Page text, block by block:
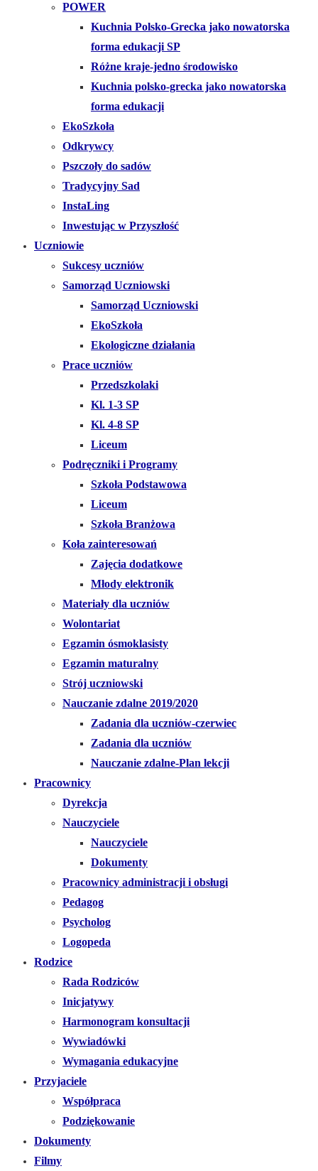
POWER
Kuchnia Polsko-Grecka jako nowatorska
forma edukacji SP
Różne kraje-jedno środowisko
Kuchnia polsko-grecka jako nowatorska
forma edukacji
EkoSzkoła
Odkrywcy
Pszczoły do sadów
Tradycyjny Sad
InstaLing
Inwestując w Przyszłość
Uczniowie
Sukcesy uczniów
Samorząd Uczniowski
Samorząd Uczniowski
EkoSzkoła
Ekologiczne działania
Prace uczniów
Przedszkolaki
Kl. 1-3 SP
Kl. 4-8 SP
Liceum
Podręczniki i Programy
Szkoła Podstawowa
Liceum
Szkoła Branżowa
Koła zainteresowań
Zajęcia dodatkowe
Młody elektronik
Materiały dla uczniów
Wolontariat
Egzamin ósmoklasisty
Egzamin maturalny
Strój uczniowski
Nauczanie zdalne 2019/2020
Zadania dla uczniów-czerwiec
Zadania dla uczniów
Nauczanie zdalne-Plan lekcji
Pracownicy
Dyrekcja
Nauczyciele
Nauczyciele
Dokumenty
Pracownicy administracji i obsługi
Pedagog
Psycholog
Logopeda
Rodzice
Rada Rodziców
Inicjatywy
Harmonogram konsultacji
Wywiadówki
Wymagania edukacyjne
Przyjaciele
Współpraca
Podziękowanie
Dokumenty
Filmy